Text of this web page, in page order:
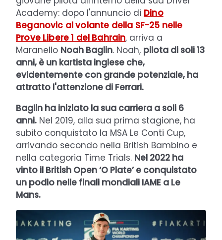
Academy: dopo l'annuncio di Dino
Beganovic al volante della SF-25 nelle
Prove Libere 1 del Bahrain, arriva a
Maranello Noah Baglin. Noah, pilota di soli 13
anni, è un kartista inglese che,
evidentemente con grande potenziale, ha
attratto l'attenzione di Ferrari.
Baglin ha iniziato la sua carriera a soli 6
anni. Nel 2019, alla sua prima stagione, ha
subito conquistato la MSA Le Conti Cup,
arrivando secondo nella British Bambino e
nella categoria Time Trials. Nel 2022 ha
vinto il British Open ‘O Plate’ e conquistato
un podio nelle finali mondiali IAME a Le
Mans.